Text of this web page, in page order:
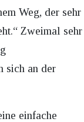
Weg, der sehr
Zweimal sehr
sich an der
einfache